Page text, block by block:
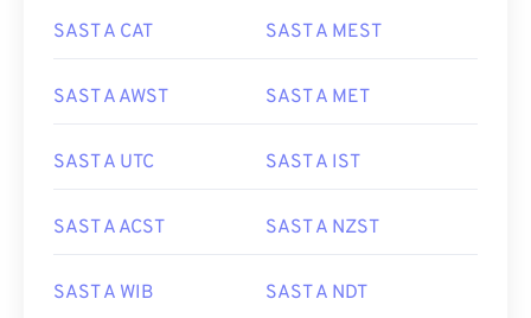
SAST A CAT SAST A MEST
SAST A AWST SAST A MET
SAST A UTC SAST A IST
SAST A ACST SAST A NZST
SAST A WIB SAST A NDT